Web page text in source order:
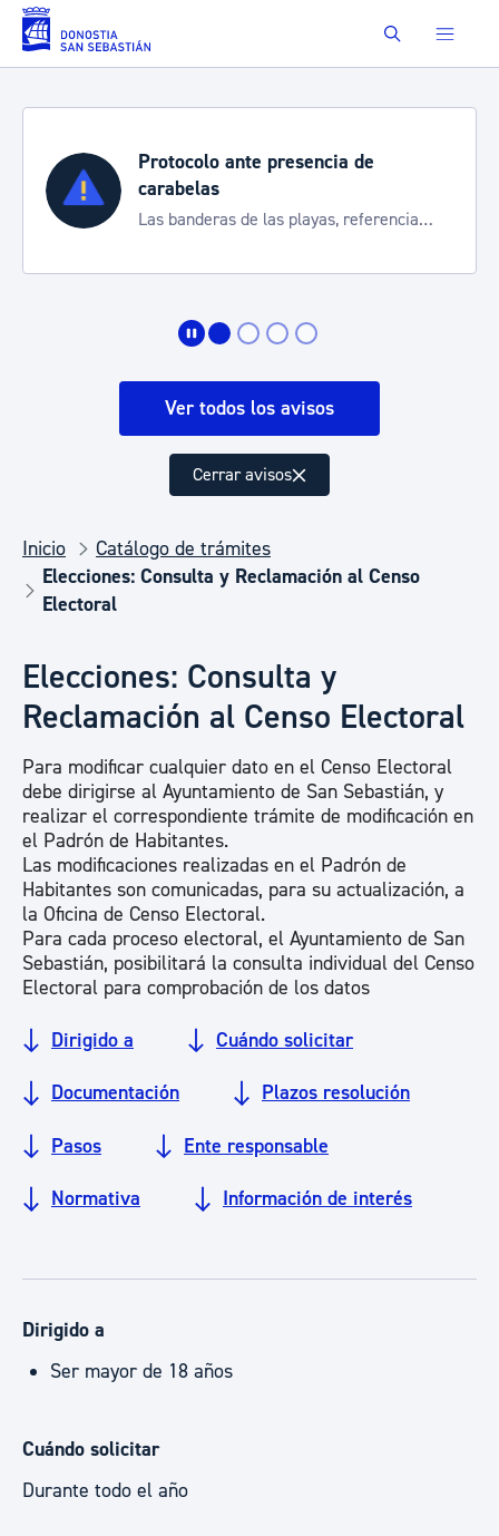
Saltar al contenido principal Buscar
Protocolo ante presencia de
carabelas
Las banderas de las playas, referencia
Ver todos los avisos
Cerrar avisos
Inicio
Catálogo de trámites
Elecciones: Consulta y Reclamación al Censo
Electoral
Elecciones: Consulta y
Reclamación al Censo Electoral
Para modificar cualquier dato en el Censo Electoral
debe dirigirse al Ayuntamiento de San Sebastián, y
realizar el correspondiente trámite de modificación en
el Padrón de Habitantes.
Las modificaciones realizadas en el Padrón de
Habitantes son comunicadas, para su actualización, a
la Oficina de Censo Electoral.
Para cada proceso electoral, el Ayuntamiento de San
Sebastián, posibilitará la consulta individual del Censo
Electoral para comprobación de los datos
Dirigido a Cuándo solicitar
Documentación Plazos resolución
Pasos Ente responsable
Normativa Información de interés
Dirigido a
Ser mayor de 18 años
Cuándo solicitar
Durante todo el año